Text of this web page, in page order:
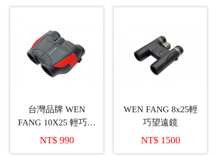
台灣品牌 WEN
FANG 10X25 輕巧型
雙筒望遠鏡
NT$ 990
WEN FANG 8x25輕
巧望遠鏡
NT$ 1500